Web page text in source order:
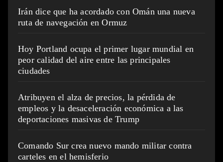
Irán dice que ha acordado con Omán una nueva
ruta de navegación en Ormuz
Hoy Portland ocupa el primer lugar mundial en
peor calidad del aire entre las principales
ciudades
Atribuyen el alza de precios, la pérdida de
empleos y la desaceleración económica a las
deportaciones masivas de Trump
Comando Sur crea nuevo mando militar contra
carteles en el hemisferio